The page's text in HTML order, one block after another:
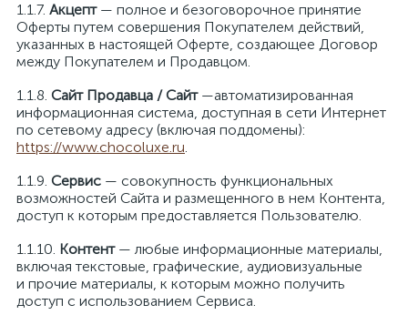
Акцепт— полное и безоговорочное принятие
Оферты путем совершения Покупателем действий,
указанных в настоящей Оферте, создающее Договор
между Покупателем и Продавцом.
Сайт Продавца / Сайт—автоматизированная
информационная система, доступная в сети Интернет
по сетевому адресу (включая поддомены):
https://www.chocoluxe.ru.
Сервис — совокупность функциональных
возможностей Сайта и размещенного в нем Контента,
доступ к которым предоставляется Пользователю.
Контент— любые информационные материалы,
включая текстовые, графические, аудиовизуальные
и прочие материалы, к которым можно получить
доступ с использованием Сервиса.